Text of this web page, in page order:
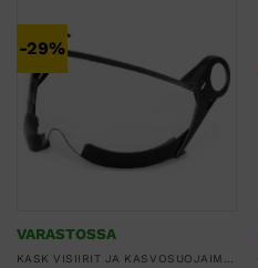
-29%
VARASTOSSA
KASK VISIIRIT JA KASVOSUOJAIMET